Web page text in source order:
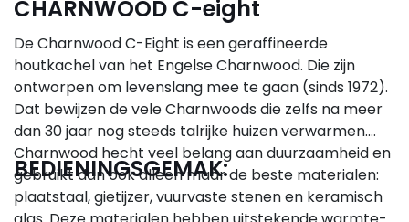
CHARNWOOD C-eight
De Charnwood C-Eight is een geraffineerde
houtkachel van het Engelse Charnwood. Die zijn
ontworpen om levenslang mee te gaan (sinds 1972).
Dat bewijzen de vele Charnwoods die zelfs na meer
dan 30 jaar nog steeds talrijke huizen verwarmen.
Charnwood hecht veel belang aan duurzaamheid en
gebruikt dan ook alleen maar de beste materialen:
plaatstaal, gietijzer, vuurvaste stenen en keramisch
BEDIENINGSGEMAK: